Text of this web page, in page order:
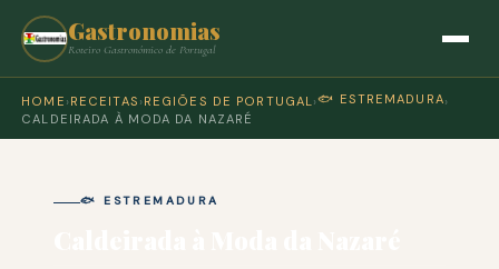
Gastronomias
Roteiro Gastronómico de Portugal
HOME › RECEITAS › REGIÕES DE PORTUGAL ›🐟 ESTREMADURA›
CALDEIRADA À MODA DA NAZARÉ
🐟 ESTREMADURA